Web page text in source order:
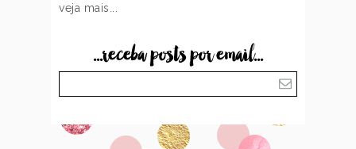
veja mais...
...receba posts por email...